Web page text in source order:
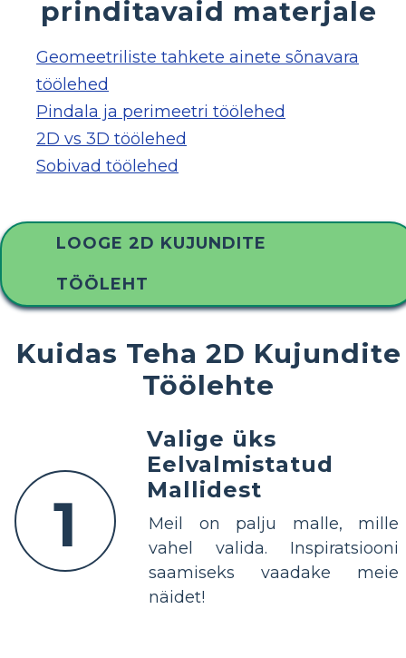
prinditavaid materjale
Geomeetriliste tahkete ainete sõnavara
töölehed
Pindala ja perimeetri töölehed
2D vs 3D töölehed
Sobivad töölehed
LOOGE 2D KUJUNDITE
TÖÖLEHT
Kuidas Teha 2D Kujundite
Töölehte
1
Valige üks
Eelvalmistatud
Mallidest
Meil on palju malle, mille
vahel valida. Inspiratsiooni
saamiseks vaadake meie
näidet!